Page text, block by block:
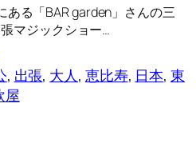
る「BAR garden」さんの三
マジックショー…
, 出張, 大人, 恵比寿, 日本, 東
屋